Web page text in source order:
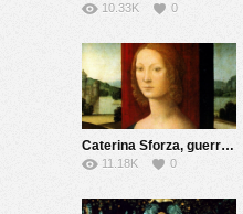
10.33K 0
Caterina Sforza, guerriera e alchimista
11.18K 0